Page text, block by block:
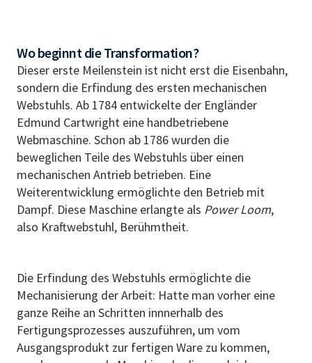
Wo beginnt die Transformation?
Dieser erste Meilenstein ist nicht erst die Eisenbahn,
sondern die Erfindung des ersten mechanischen
Webstuhls. Ab 1784 entwickelte der Engländer
Edmund Cartwright eine handbetriebene
Webmaschine. Schon ab 1786 wurden die
beweglichen Teile des Webstuhls über einen
mechanischen Antrieb betrieben. Eine
Weiterentwicklung ermöglichte den Betrieb mit
Dampf. Diese Maschine erlangte als Power Loom,
also Kraftwebstuhl, Berühmtheit.
Die Erfindung des Webstuhls ermöglichte die
Mechanisierung der Arbeit: Hatte man vorher eine
ganze Reihe an Schritten innnerhalb des
Fertigungsprozesses auszuführen, um vom
Ausgangsprodukt zur fertigen Ware zu kommen,